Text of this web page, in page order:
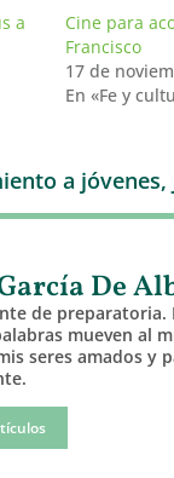
a
Cine para
Francisco
17 de
En «Fe y
a jóvenes,
De
de preparatoria.
mueven al
seres amados y